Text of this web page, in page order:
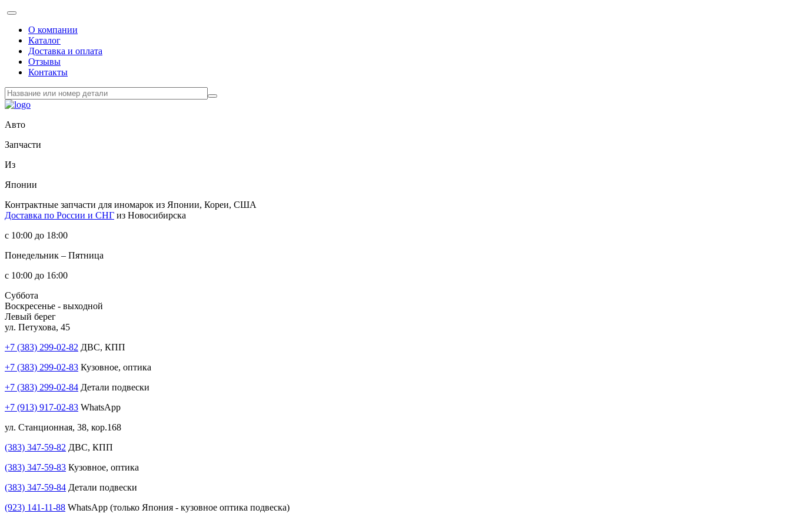
О компании
Каталог
Доставка и оплата
Отзывы
Контакты
Авто
Запчасти
Из
Японии
Контрактные запчасти для иномарок из Японии, Кореи, США
Доставка по России и СНГ из Новосибирска
с 10:00 до 18:00
Понедельник – Пятница
с 10:00 до 16:00
Суббота
Воскресенье - выходной
Левый берег
ул. Петухова, 45
+7 (383) 299-02-82 ДВС, КПП
+7 (383) 299-02-83 Кузовное, оптика
+7 (383) 299-02-84 Детали подвески
+7 (913) 917-02-83 WhatsApp
ул. Станционная, 38, кор.168
(383) 347-59-82 ДВС, КПП
(383) 347-59-83 Кузовное, оптика
(383) 347-59-84 Детали подвески
(923) 141-11-88 WhatsApp (только Япония - кузовное оптика подвеска)